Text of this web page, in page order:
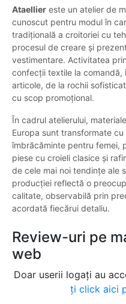
Ataellier este un atelier de
cunoscut pentru modul în
tradițională a croitoriei cu
procesul de creare și
vestimentare. Activitatea
confecții textile la comandă,
articole, de la rochii
cu scop promoțional.
În cadrul atelierului,
Europa sunt transformate
îmbrăcăminte pentru femei,
piese cu croieli clasice și
de cele mai noi tendințe ale
producției reflectă o
calitate, observabilă prin
acordată fiecărui detaliu.
Review-uri pe
web
Doar userii logați au
ți click aici